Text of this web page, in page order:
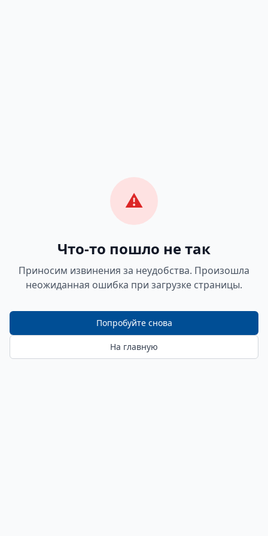
⚠️
Что-то пошло не так
Приносим извинения за неудобства. Произошла
неожиданная ошибка при загрузке страницы.
Попробуйте снова
На главную